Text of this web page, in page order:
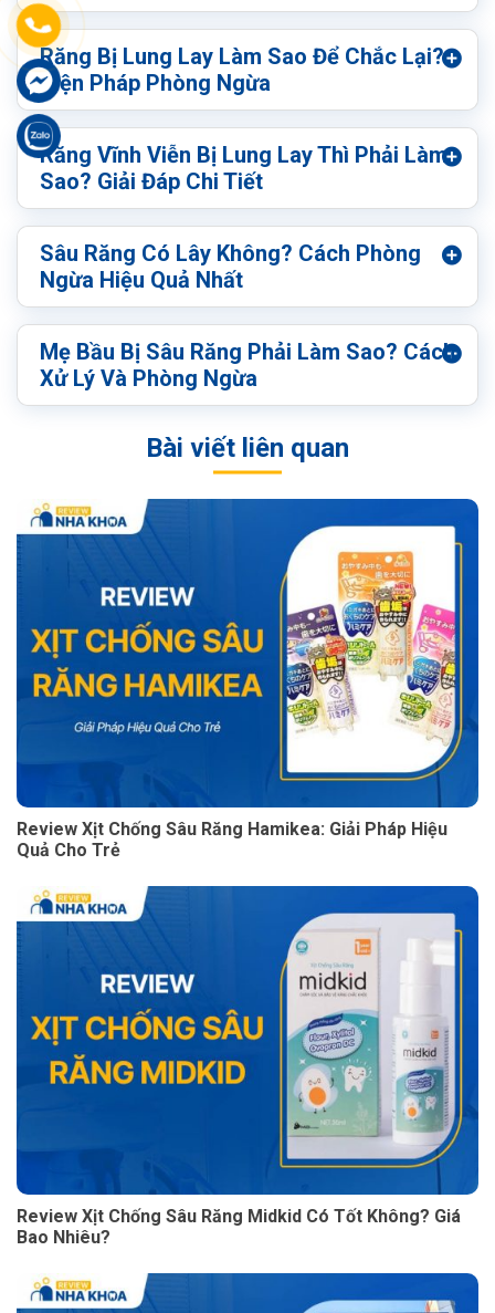
Răng Bị Lung Lay Làm Sao Để Chắc Lại?
Biện Pháp Phòng Ngừa
Răng Vĩnh Viễn Bị Lung Lay Thì Phải Làm
Sao? Giải Đáp Chi Tiết
Sâu Răng Có Lây Không? Cách Phòng
Ngừa Hiệu Quả Nhất
Mẹ Bầu Bị Sâu Răng Phải Làm Sao? Cách
Xử Lý Và Phòng Ngừa
Bài viết liên quan
Review Xịt Chống Sâu Răng Hamikea: Giải Pháp Hiệu
Quả Cho Trẻ
Review Xịt Chống Sâu Răng Midkid Có Tốt Không? Giá
Bao Nhiêu?